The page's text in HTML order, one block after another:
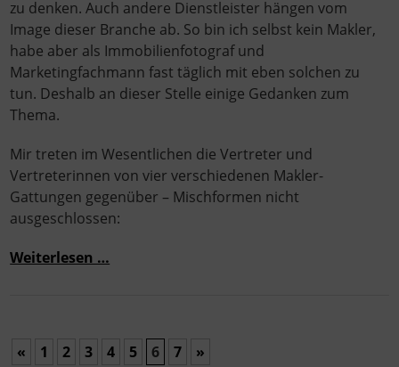
zu denken. Auch andere Dienstleister hängen vom
Image dieser Branche ab. So bin ich selbst kein Makler,
habe aber als Immobilienfotograf und
Marketingfachmann fast täglich mit eben solchen zu
tun. Deshalb an dieser Stelle einige Gedanken zum
Thema.
Mir treten im Wesentlichen die Vertreter und
Vertreterinnen von vier verschiedenen Makler-
Gattungen gegenüber – Mischformen nicht
ausgeschlossen:
Weiterlesen …
« 1 2 3 4 5 6 7 »